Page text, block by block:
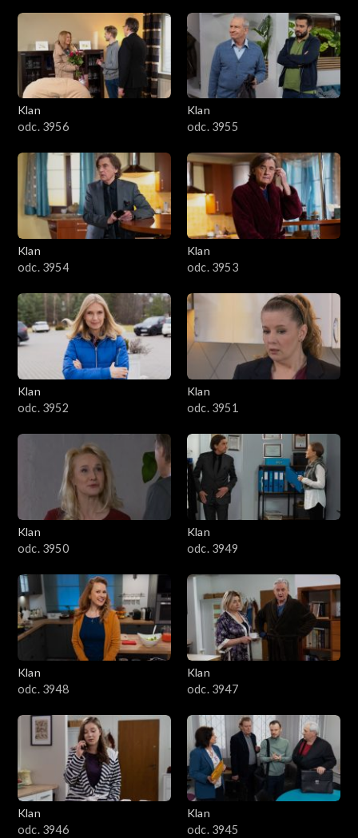
Klan
odc. 3956
Klan
odc. 3955
Klan
odc. 3954
Klan
odc. 3953
Klan
odc. 3952
Klan
odc. 3951
Klan
odc. 3950
Klan
odc. 3949
Klan
odc. 3948
Klan
odc. 3947
Klan
odc. 3946
Klan
odc. 3945